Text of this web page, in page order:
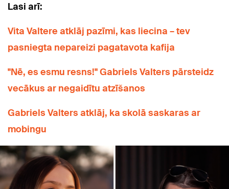
Lasi arī:
Vita Valtere atklāj pazīmi, kas liecina – tev
pasniegta nepareizi pagatavota kafija
"Nē, es esmu resns!" Gabriels Valters pārsteidz
vecākus ar negaidītu atzīšanos
Gabriels Valters atklāj, ka skolā saskaras ar
mobingu